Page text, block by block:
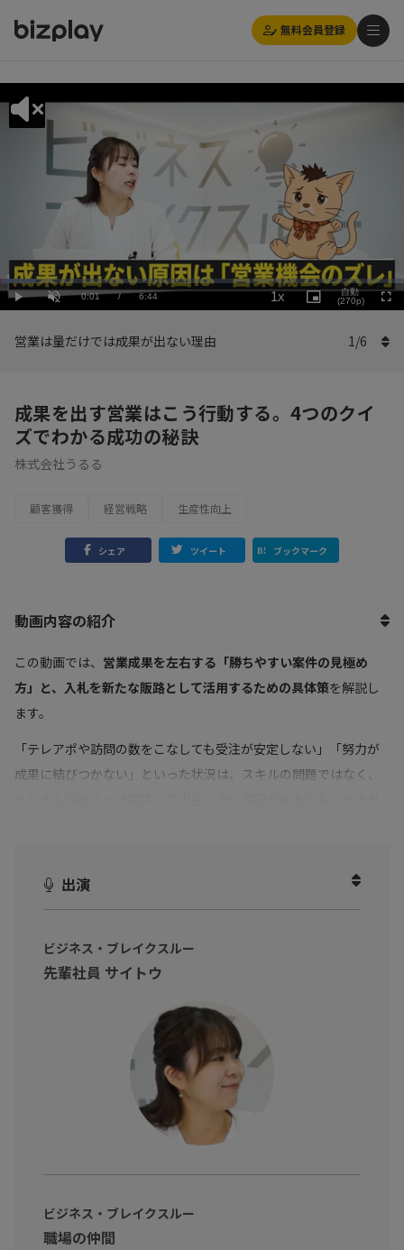
無料会員登録
Play UnmuteCurrent
0:01 / Duration
6:44
Loaded:
8.92%
1x
Playback
Rate
Picture-
in-
自動
(270p)
営業は量だけでは成果が出ない理由 1/6
成果を出す営業はこう行動する。4つのクイ
ズでわかる成功の秘訣
株式会社うるる
顧客獲得 経営戦略 生産性向上
シェア ツイート ブックマーク
動画内容の紹介
この動画では、 営業成果を左右する「勝ちやすい案件の見極め
方」と、入札を新たな販路として活用するための具体策を解説し
ます。
「テレアポや訪問の数をこなしても受注が安定しない」「努力が
成果に結びつかない」といった状況は、スキルの問題ではなく、
がら、見落とされがちな有力チャネルである「入札案件」を、継
続的な商談機会に変える視点を提示します。
入札情報サービス「NJSS」を活用し、個人の勘や人脈に頼ること
なく、自社に最適な案件を仕組みとしてキャッチし続けること
※動画内のデータや実数、所属・肩書は撮影当時のものです
出演
ビジネス・ブレイクスルー
先輩社員 サイトウ
ビジネス・ブレイクスルー
職場の仲間